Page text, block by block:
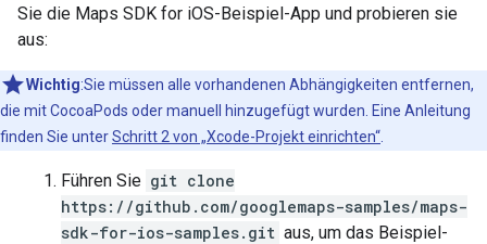
Sie die Maps SDK for iOS-Beispiel-App und probieren sie
aus:
Wichtig:Sie müssen alle vorhandenen Abhängigkeiten entfernen,
die mit CocoaPods oder manuell hinzugefügt wurden. Eine Anleitung
finden Sie unterSchritt 2 von „Xcode-Projekt einrichten“
Führen Sie git clone
https://github.com/googlemaps-samples/maps-
sdk-for-ios-samples.git aus, um das Beispiel-